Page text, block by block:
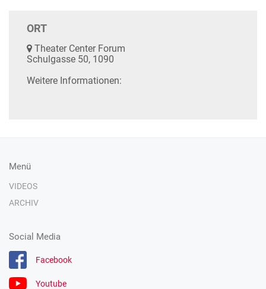
ORT
Theater Center Forum
Schulgasse 50, 1090
Weitere Informationen:
Menü
VIDEOS
ARCHIV
Social Media
Facebook
Youtube